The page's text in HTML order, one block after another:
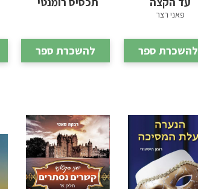
פאני רצר
להשכרת ספר להשכרת ספר